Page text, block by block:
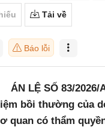
Tải về
Báo lỗi
ÁN LỆ SỐ 83/2026/
bồi thường của
quan có thẩm